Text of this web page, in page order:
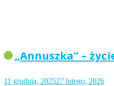
„Annuszka” –
11 grudnia, 202527 lutego, 2026